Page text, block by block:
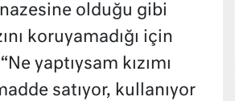
olduğu gibi
koruyamadığı için
yaptıysam kızımı
satıyor, kullanıyor